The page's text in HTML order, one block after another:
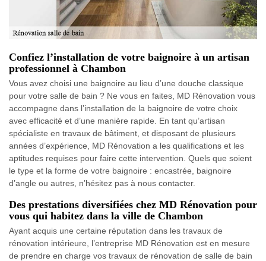
Confiez l’installation de votre baignoire à un artisan
professionnel à Chambon
Vous avez choisi une baignoire au lieu d’une douche classique
pour votre salle de bain ? Ne vous en faites, MD Rénovation vous
accompagne dans l’installation de la baignoire de votre choix
avec efficacité et d’une manière rapide. En tant qu’artisan
spécialiste en travaux de bâtiment, et disposant de plusieurs
années d’expérience, MD Rénovation a les qualifications et les
aptitudes requises pour faire cette intervention. Quels que soient
le type et la forme de votre baignoire : encastrée, baignoire
d’angle ou autres, n’hésitez pas à nous contacter.
Des prestations diversifiées chez MD Rénovation pour
vous qui habitez dans la ville de Chambon
Ayant acquis une certaine réputation dans les travaux de
rénovation intérieure, l’entreprise MD Rénovation est en mesure
de prendre en charge vos travaux de rénovation de salle de bain